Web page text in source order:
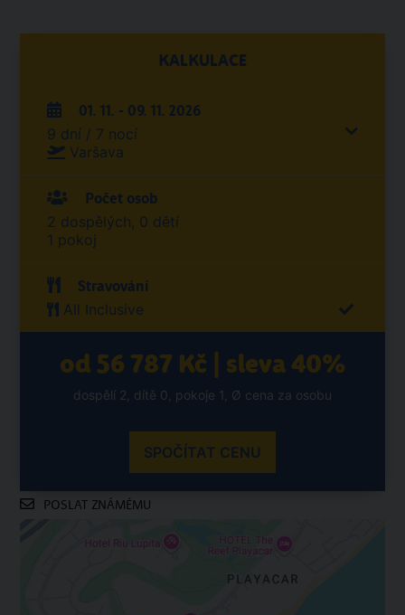
KALKULACE
01. 11. - 09. 11. 2026
9 dní / 7 nocí
Varšava
Počet osob
2 dospělých, 0 dětí
1 pokoj
Stravování
All Inclusive
od 56 787 Kč | sleva 40%
dospělí 2, dítě 0, pokoje 1, Ø cena za osobu
SPOČÍTAT CENU
POSLAT ZNÁMÉMU